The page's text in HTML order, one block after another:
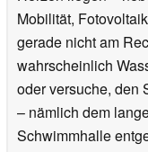
Mobilität,
gerade nicht am
wahrscheinlich
oder versuche, den
– nämlich dem
Schwimmhalle